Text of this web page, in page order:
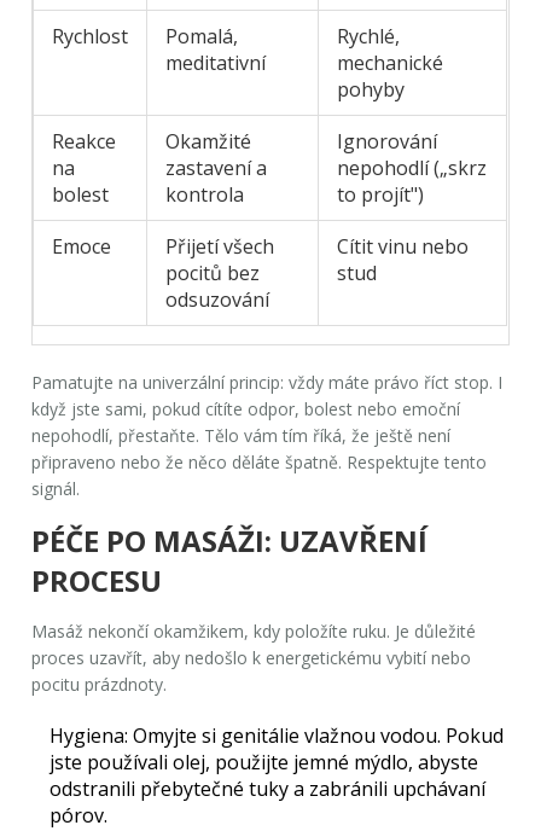
Rychlost
Pomalá,
meditativní
Rychlé,
mechanické
pohyby
Reakce
na
bolest
Okamžité
zastavení a
kontrola
Ignorování
nepohodlí („skrz
to projít")
Emoce
Přijetí všech
pocitů bez
odsuzování
Cítit vinu nebo
stud
Pamatujte na univerzální princip:vždy máte právo říct stop. I
když jste sami, pokud cítíte odpor, bolest nebo emoční
nepohodlí, přestaňte. Tělo vám tím říká, že ještě není
připraveno nebo že něco děláte špatně. Respektujte tento
signál.
PÉČE PO MASÁŽI: UZAVŘENÍ
PROCESU
Masáž nekončí okamžikem, kdy položíte ruku. Je důležité
proces uzavřít, aby nedošlo k energetickému vybití nebo
pocitu prázdnoty.
Hygiena: Omyjte si genitálie vlažnou vodou. Pokud
jste používali olej, použijte jemné mýdlo, abyste
odstranili přebytečné tuky a zabránili upchávaní
pórov.